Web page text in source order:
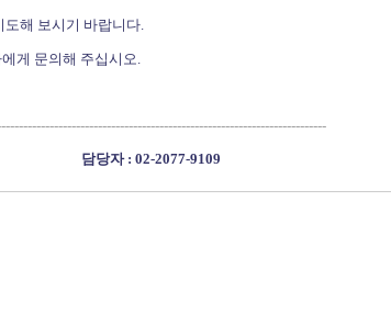
해 보시기 바랍니다.
게 문의해 주십시오.
담당자 : 02-2077-9109